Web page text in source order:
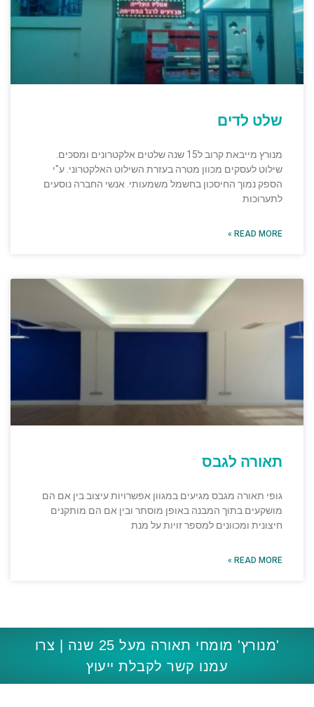
שלט לדים
מנורץ מייבאת קרוב ל15 שנה שלטים אלקטרונים ומסכים.
שילוט לעסקים מכוון מטרה בעזרת השילוט האלקטרוני. ע"י
הספק נמוך החיסכון בחשמל משמעותי. אנשי החברה נוסעים
לתערוכות
READ MORE »
תאורה לגבס
גופי תאורה מגבס מגיעים במגוון אפשרויות עיצוב בין אם הם
מושקעים בתוך המבנה באופן מוסתר ובין אם הם מותקנים
חיצונית ומכוונים למספר זויות על מנת
READ MORE »
'מנורץ' מומחי תאורה מעל 25 שנה | צרו
עמנו קשר לקבלת ייעוץ